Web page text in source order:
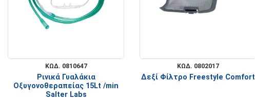
ΚΩΔ. 0810647
Ρινικά Γυαλάκια
Οξυγονοθεραπείας 15Lt /min
Salter Labs
ΚΩΔ. 0802017
Δεξί Φίλτρο Freestyle Comfort